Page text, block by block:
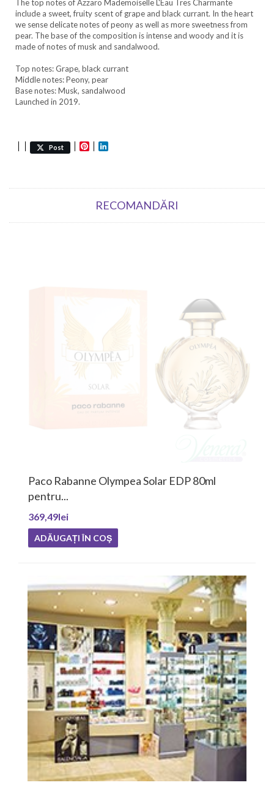
The top notes of Azzaro Mademoiselle L'Eau Tres Charmante
include a sweet, fruity scent of grape and black currant. In the heart
we sense delicate notes of peony as well as more sweetness from
pear. The base of the composition is intense and woody and it is
made of notes of musk and sandalwood.
Top notes: Grape, black currant
Middle notes: Peony, pear
Base notes: Musk, sandalwood
Launched in 2019.
Post Pinterest
RECOMANDĂRI
Paco Rabanne Olympea Solar EDP 80ml
pentru...
369,49lei
ADĂUGAȚI ÎN COŞ